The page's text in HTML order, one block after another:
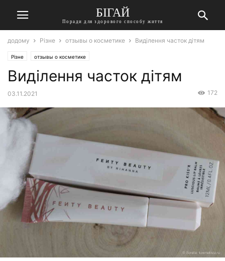
БІГАЙ
Поради для здорового способу життя
додому Різне отзывы о косметике Виділення часток дітям
Різне отзывы о косметике
Виділення часток дітям
03.11.2021 172